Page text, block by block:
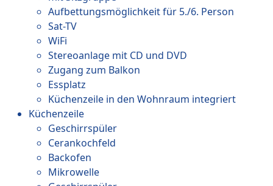
Aufbettungsmöglichkeit für 5./6. Person
Sat-TV
WiFi
Stereoanlage mit CD und DVD
Zugang zum Balkon
Essplatz
Küchenzeile in den Wohnraum integriert
Küchenzeile
Geschirrspüler
Cerankochfeld
Backofen
Mikrowelle